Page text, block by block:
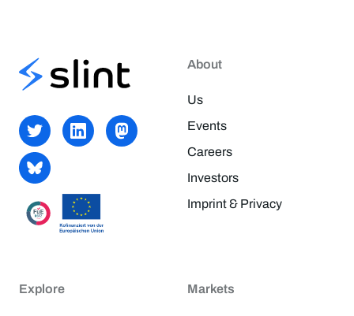
About
Us
Events
Careers
Investors
Imprint & Privacy
Explore Markets